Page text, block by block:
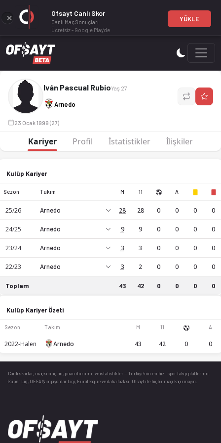
Iván Pascual Rubio, profesyonel bir futbol oyuncusudur.
Iván Pascual Rubio, profesyonel bir futbol oyuncusudur.
Iván Pascual RubioYaş 27
Arnedo
23 Ocak 1999 (27)
Kariyer Profil İstatistikler İlişkiler
Kulüp Kariyer
Sezon Takım M 11 A
25/26 Arnedo 28 28 0 0 0 0
24/25 Arnedo 9 9 0 0 0 0
23/24 Arnedo 3 3 0 0 0 0
22/23 Arnedo 3 2 0 0 0 0
Toplam 43 42 0 0 0 0
Kulüp Kariyer Özeti
Sezon Takım M 11 A
2022-Halen Arnedo 43 42 0 0
Canlı skorlar , maç sonuçları, puan durumu ve istatistikler — Türkiye’nin en hızlı spor takip platformu.
Süper Lig, UEFA Şampiyonlar Ligi, Euroleague ve daha fazlası. Ofsayt ile hiçbir maçı kaçırmayın.
Ofsayt Canlı Skor
Canlı Maç Sonuçları
Ücretsiz - Google Play'de
YÜKLE